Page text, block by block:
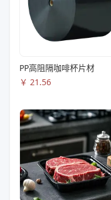
PP高阻隔咖啡杯片材
￥ 21.56